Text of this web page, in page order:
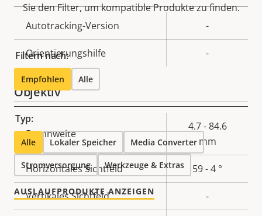
Eigentumsbeschreibung Eigentumswert
Autotracking-Version -
Orientierungshilfe -
Objektiv
Eigentumsbeschreibung Eigentumswert
Brennweite
4.7 - 84.6
mm
Horizontales Sichtfeld 59 - 4 °
Vertikales Sichtfeld -
Sie den Filter, um kompatible Produkte zu finden.
Filtern nach:
Empfohlen Alle
Typ:
Alle Lokaler Speicher Media Converter
Stromversorgung Werkzeuge & Extras
AUSLAUFPRODUKTE ANZEIGEN